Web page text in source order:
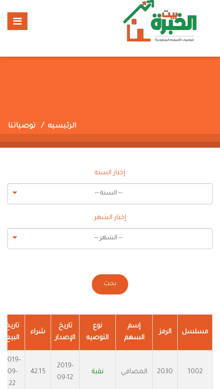
الرئيسيه توصياتنا
إختار السنه
-- السنة --
إختار الشهر
-- الشهر --
بحث
مسلسل الرمز
إسم
السهم
نوع
التوصيه
تاريخ
الإصدار
شراء
تاريخ
البيع
1002
2030 المصافي نقية
2019-
09-12
42.15
2019-
09-
22